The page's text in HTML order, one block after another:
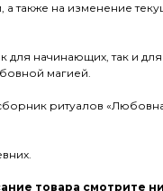
а также на изменение
для начинающих, так и
магией.
ритуалов
товара смотрите